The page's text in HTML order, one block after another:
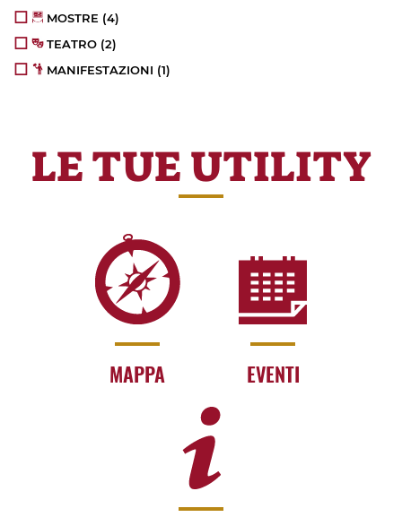
MOSTRE (4)
TEATRO (2)
MANIFESTAZIONI (1)
LE TUE UTILITY
MAPPA EVENTI